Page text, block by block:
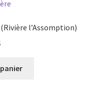
l’Assomption)